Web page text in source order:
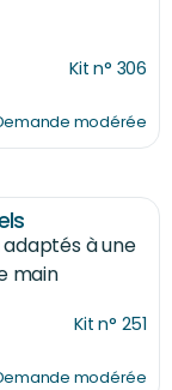
Kit n° 306
modérée
à une
main
Kit n° 251
modérée